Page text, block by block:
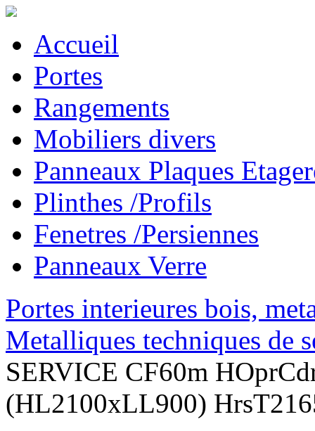
Accueil
Portes
Rangements
Mobiliers divers
Panneaux Plaques
Plinthes /Profils
Fenetres /Persiennes
Panneaux Verre
Portes interieures bois,
Metalliques techniques de
SERVICE CF60m
(HL2100xLL900)